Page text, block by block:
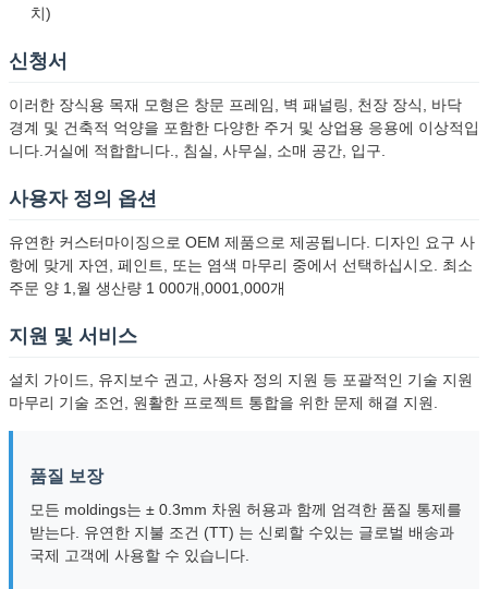
치)
신청서
이러한 장식용 목재 모형은 창문 프레임, 벽 패널링, 천장 장식, 바닥
경계 및 건축적 억양을 포함한 다양한 주거 및 상업용 응용에 이상적입
니다.거실에 적합합니다., 침실, 사무실, 소매 공간, 입구.
사용자 정의 옵션
유연한 커스터마이징으로 OEM 제품으로 제공됩니다. 디자인 요구 사
항에 맞게 자연, 페인트, 또는 염색 마무리 중에서 선택하십시오. 최소
주문 양 1,월 생산량 1 000개,0001,000개
지원 및 서비스
설치 가이드, 유지보수 권고, 사용자 정의 지원 등 포괄적인 기술 지원
마무리 기술 조언, 원활한 프로젝트 통합을 위한 문제 해결 지원.
품질 보장
모든 moldings는 ± 0.3mm 차원 허용과 함께 엄격한 품질 통제를
받는다. 유연한 지불 조건 (TT) 는 신뢰할 수있는 글로벌 배송과
국제 고객에 사용할 수 있습니다.